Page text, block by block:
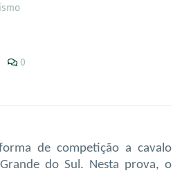
0
de competição a cavalo
do Sul. Nesta prova, o